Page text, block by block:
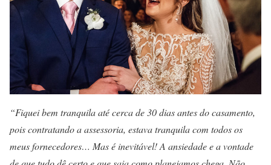
“Fiquei bem tranquila até cerca de 30 dias antes do casamento,
pois contratando a assessoria, estava tranquila com todos os
meus fornecedores… Mas é inevitável! A ansiedade e a vontade